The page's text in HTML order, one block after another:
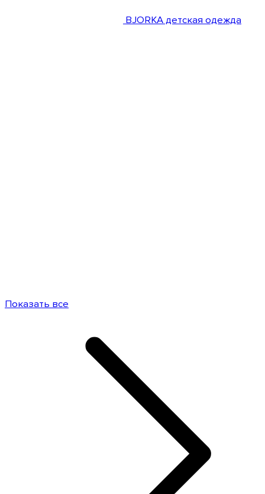
BJORKA детская одежда
Показать все